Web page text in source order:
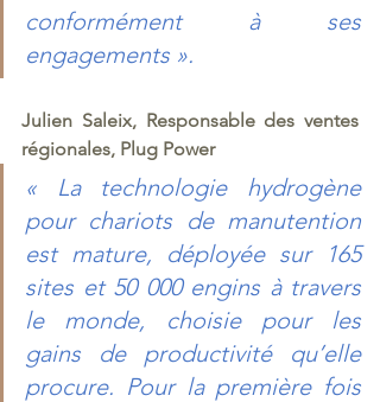
conformément à ses
engagements ».
Julien Saleix, Responsable des ventes
régionales, Plug Power
« La technologie hydrogène
pour chariots de manutention
est mature, déployée sur 165
sites et 50 000 engins à travers
le monde, choisie pour les
gains de productivité qu’elle
procure. Pour la première fois